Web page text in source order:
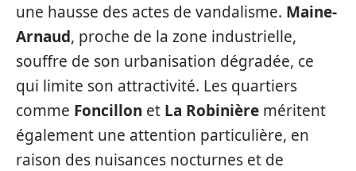
une hausse des actes de vandalisme. Maine-
Arnaud, proche de la zone industrielle,
souffre de son urbanisation dégradée, ce
qui limite son attractivité. Les quartiers
comme Foncillon et La Robinière méritent
également une attention particulière, en
raison des nuisances nocturnes et de